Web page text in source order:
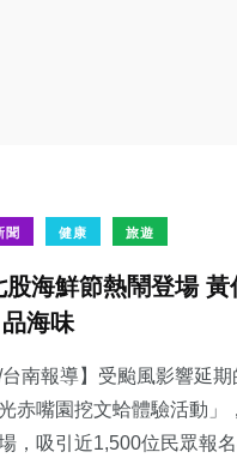
聞 健康 旅遊
股海鮮節熱鬧登場
海味
台南報導】受颱風影響延
赤嘴園挖文蛤體驗活動」
，吸引近1,500位民眾報